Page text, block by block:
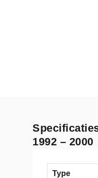
1992 – 2000
Type